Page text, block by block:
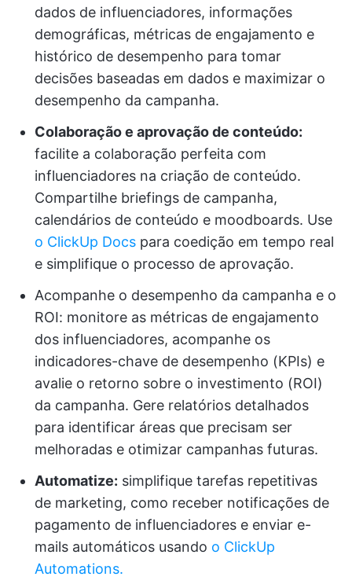
dados de influenciadores, informações
demográficas, métricas de engajamento e
histórico de desempenho para tomar
decisões baseadas em dados e maximizar o
desempenho da campanha.
Colaboração e aprovação de conteúdo:
facilite a colaboração perfeita com
influenciadores na criação de conteúdo.
Compartilhe briefings de campanha,
calendários de conteúdo e moodboards. Use
o ClickUp Docs para coedição em tempo real
e simplifique o processo de aprovação.
Acompanhe o desempenho da campanha e o
ROI: monitore as métricas de engajamento
dos influenciadores, acompanhe os
indicadores-chave de desempenho (KPIs) e
avalie o retorno sobre o investimento (ROI)
da campanha. Gere relatórios detalhados
para identificar áreas que precisam ser
melhoradas e otimizar campanhas futuras.
Automatize: simplifique tarefas repetitivas
de marketing, como receber notificações de
pagamento de influenciadores e enviar e-
mails automáticos usando o ClickUp
Automations.